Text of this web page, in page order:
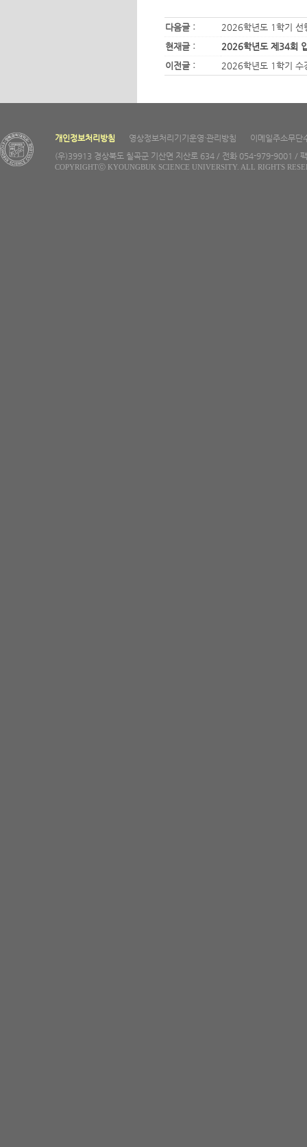
다음글 :
2026학년도 1학기 선
현재글 :
2026학년도 제34회
이전글 :
2026학년도 1학기 수
개인정보처리방침 영상정보처리기기운영·관리방침
이메일주소무단
(우)39913 경상북도 칠곡군 기산면 지산로 634 / 전화 054-979-9001 /
COPYRIGHTⓒ KYOUNGBUK SCIENCE UNIVERSITY. ALL RIGHTS